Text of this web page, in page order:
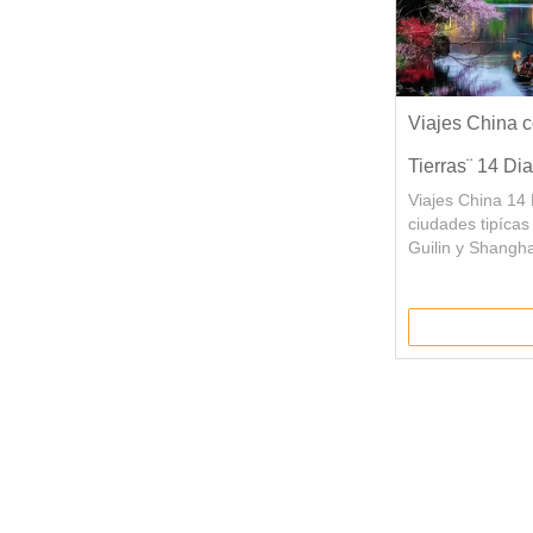
Viajes China
Tierras¨ 14
Viajes China 14
ciudades tipícas
Guilin y
Hangzhou y
Viajes China
culturales en